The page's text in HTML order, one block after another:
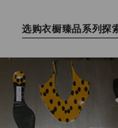
选购衣橱臻品系列探